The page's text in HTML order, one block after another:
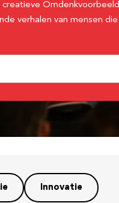
creatieve
verhalen van mensen
Innovatie